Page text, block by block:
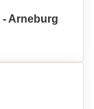
Arneburg